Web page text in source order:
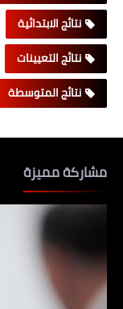
نتائج الابتدائية
نتائج التعيينات
نتائج المتوسطة
مشاركة مميزة